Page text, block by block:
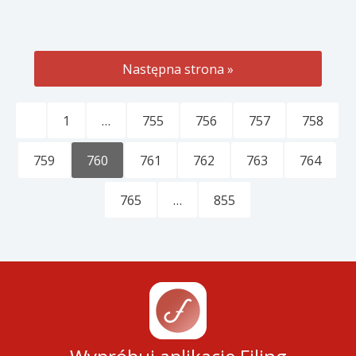
Następna strona »
1 … 755 756 757 758
759 760 761 762 763 764
765 … 855